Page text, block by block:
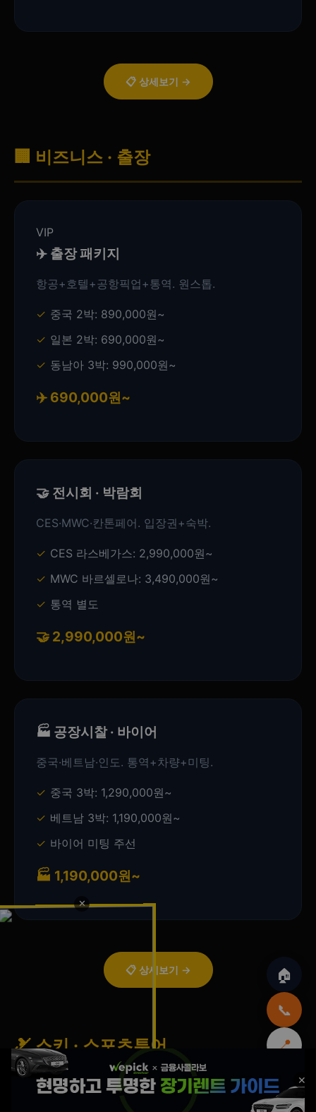
📋 상세보기 →
🏢 비즈니스 · 출장
VIP
✈️ 출장 패키지
항공+호텔+공항픽업+통역. 원스톱.
중국 2박: 890,000원~
일본 2박: 690,000원~
동남아 3박: 990,000원~
✈️ 690,000원~
🤝 전시회 · 박람회
CES·MWC·칸톤페어. 입장권+숙박.
CES 라스베가스: 2,990,000원~
MWC 바르셀로나: 3,490,000원~
통역 별도
🤝 2,990,000원~
🏭 공장시찰 · 바이어
중국·베트남·인도. 통역+차량+미팅.
중국 3박: 1,290,000원~
베트남 3박: 1,190,000원~
바이어 미팅 주선
🏭 1,190,000원~
📋 상세보기 →
🎿 스키 · 스포츠투어
🏠
📞
📍
🏠 🚗 💒 🏕️ 📍
광고
✕
✕